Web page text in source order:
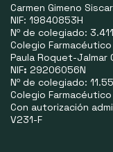
Carmen Gimeno
NIF: 19840853H
Nº de colegiado:
Colegio
Paula Roquet-Jalmar
NIF: 29206056N
Nº de colegiado:
Colegio
Con autorización
V231-F